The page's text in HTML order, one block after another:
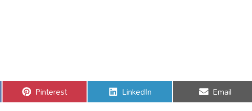
Share
on
Pinterest Share
on
LinkedIn Share
on
Email